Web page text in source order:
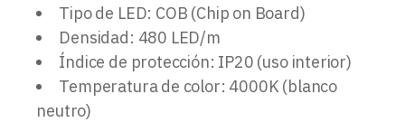
Tipo de LED: COB (Chip on Board)
Densidad: 480 LED/m
Índice de protección: IP20 (uso interior)
Temperatura de color: 4000K (blanco
neutro)